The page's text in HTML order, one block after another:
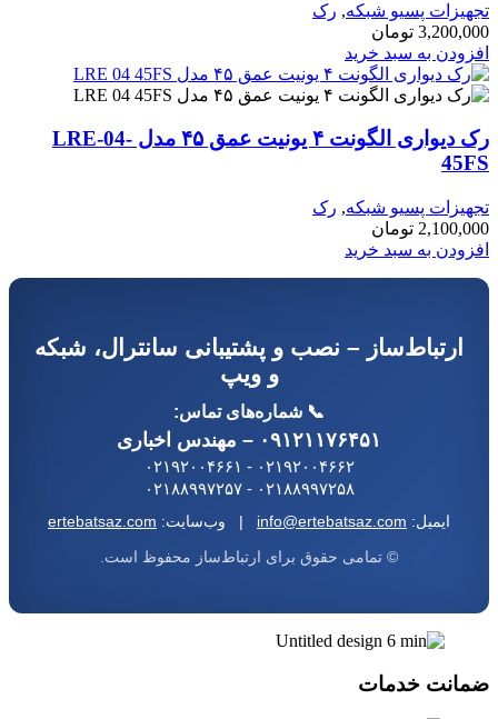
پسیو شبکه, رک
تومان
به سبد خرید
رک دیواری الگونت ۴ یونیت عمق ۴۵ مدل LRE-04-
پسیو شبکه, رک
تومان
به سبد خرید
– نصب و پشتیبانی سانترال، شبکه
و ویپ
📞 شماره‌های تماس:
۰۹۱۲۱۱۷۶۴۵۱ – مهندس اخباری
۰۲۱۹۲۰۰۴۶۶۲ - ۰۲۱۹۲۰۰۴۶۶۱
۰۲۱۸۸۹۹۷۲۵۸ - ۰۲۱۸۸۹۹۷۲۵۷
info@ertebatsaz.com| وب‌سایت:ertebatsaz.com
© تمامی حقوق برای ارتباط‌ساز محفوظ است.
خدمات